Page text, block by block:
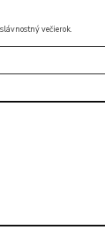
večierok.